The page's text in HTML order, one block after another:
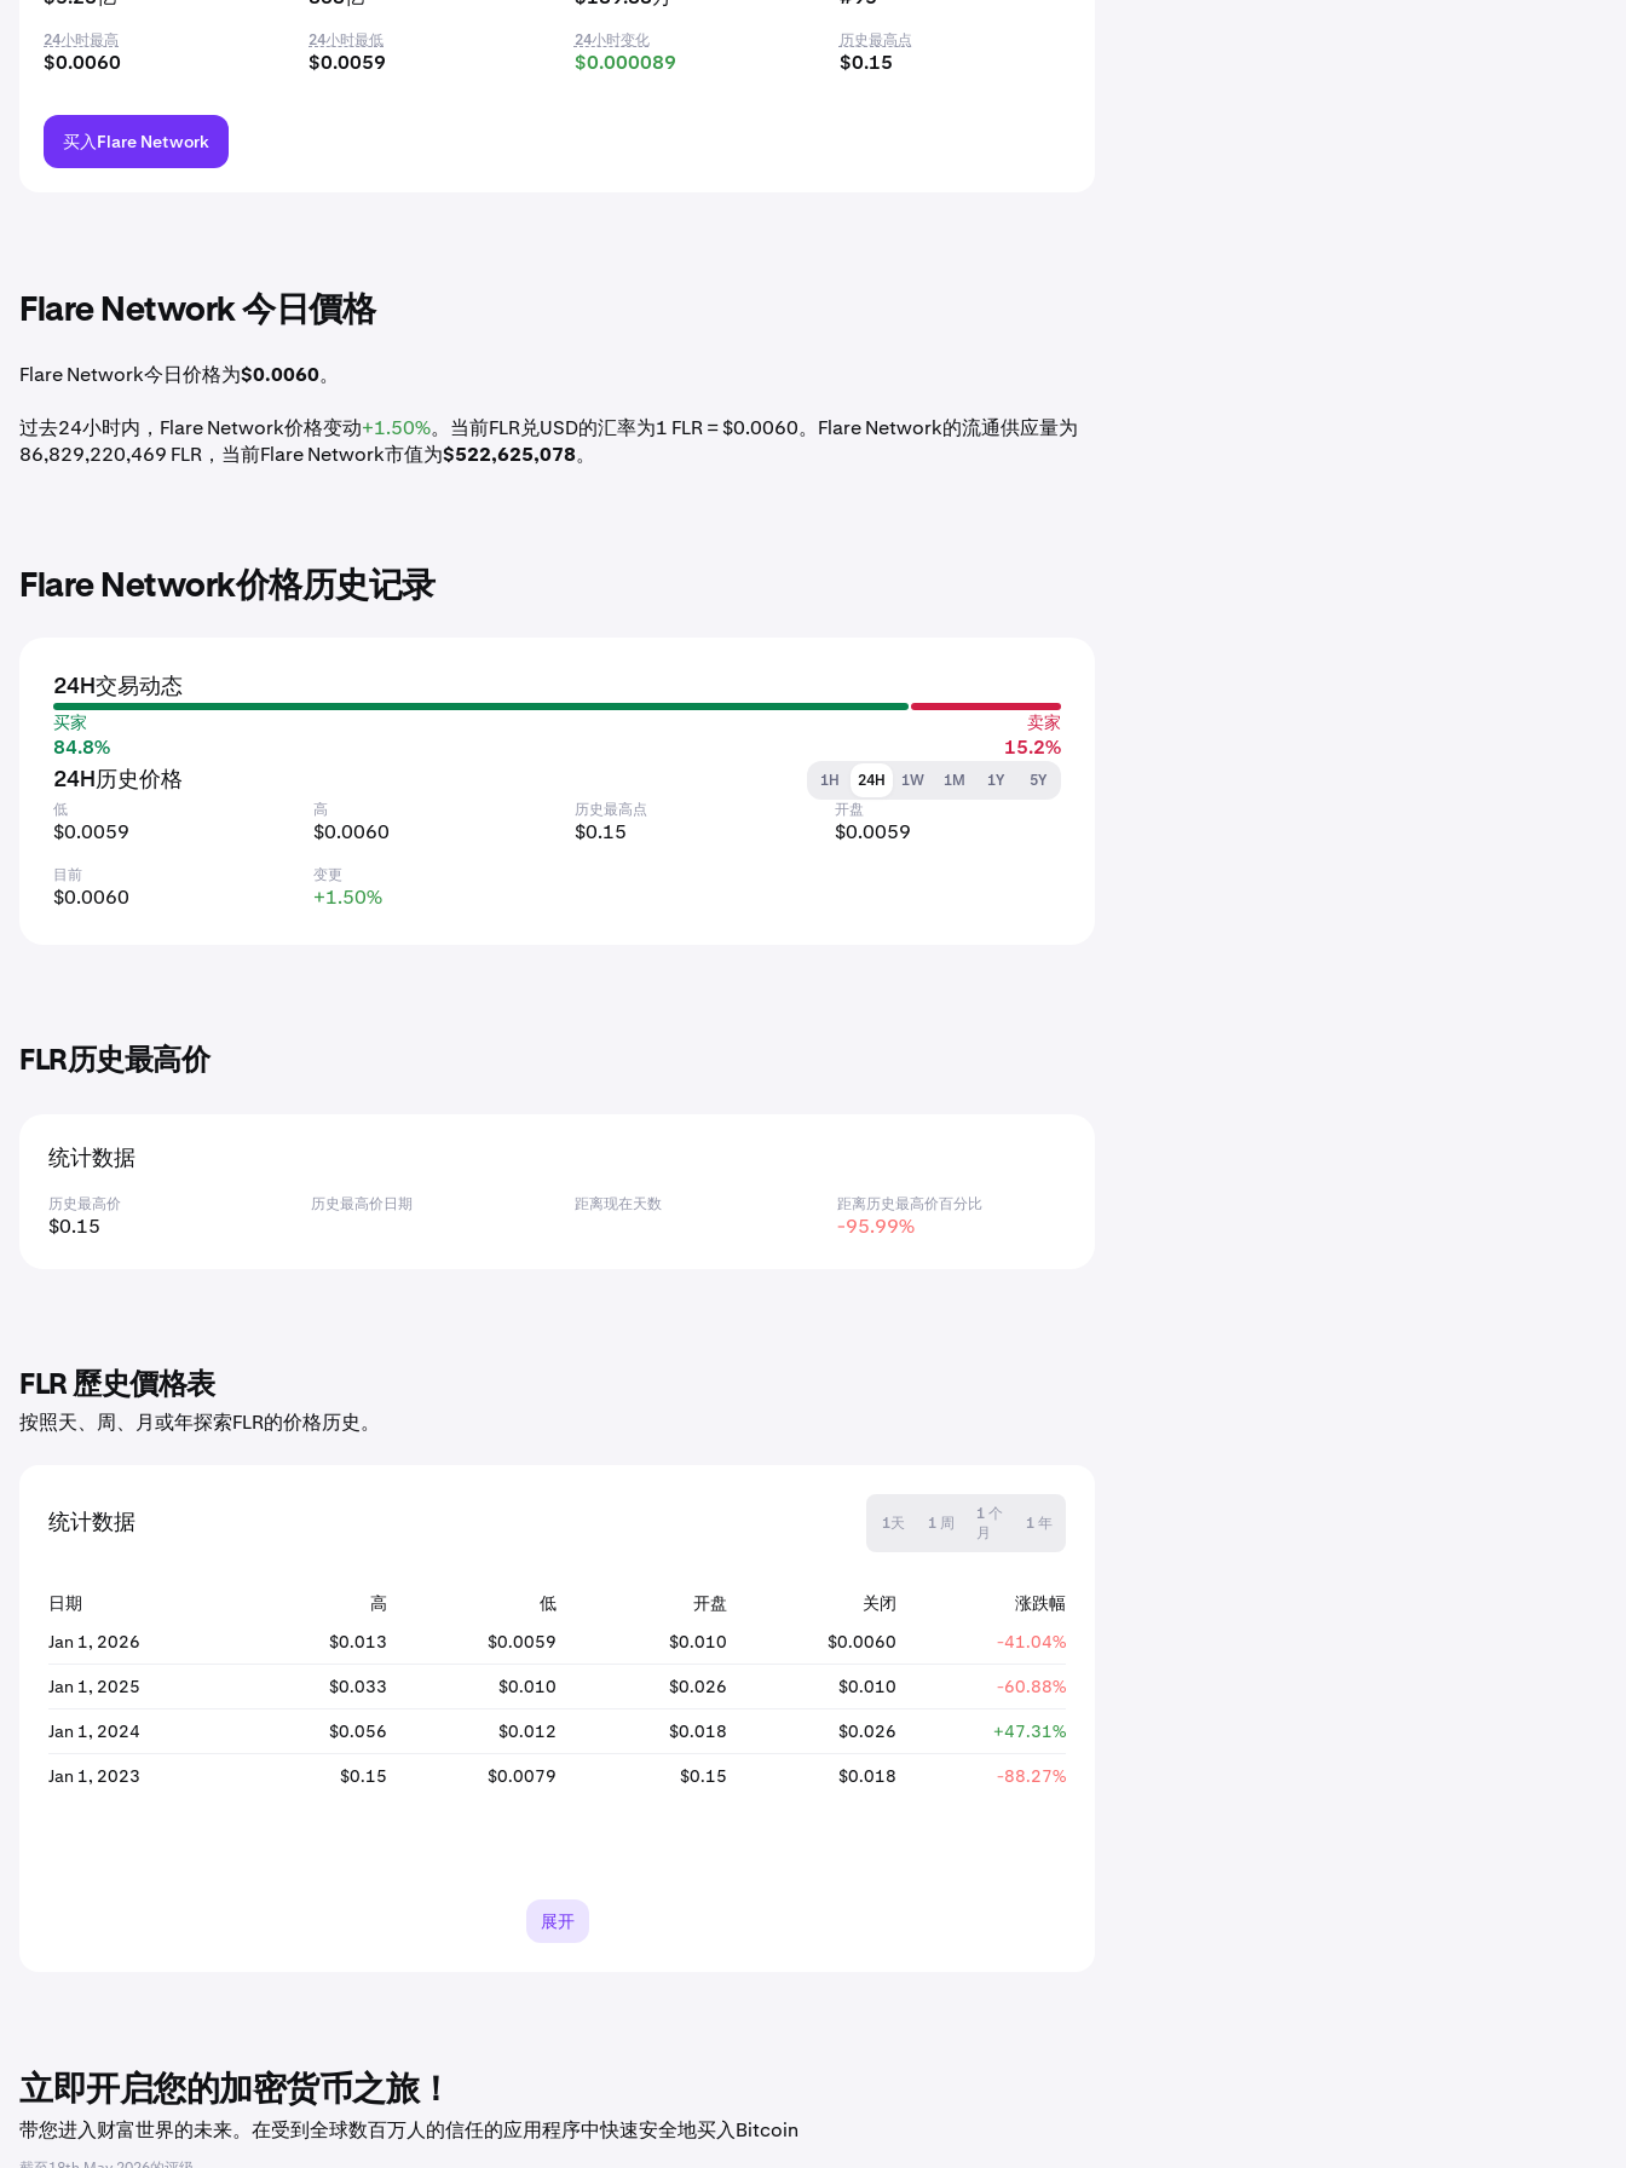
24小时最高
$0.0060
24小时最低
$0.0059
24小时变化
$0.000089
历史最高点
$0.15
买入Flare Network
Flare Network 今日價格
Flare Network今日价格为$0.0060。
过去24小时内，Flare Network价格变动+1.50%。当前FLR兑USD的汇率为1 FLR = $0.0060。Flare Network的流通供应量为
86,829,220,469 FLR，当前Flare Network市值为$522,625,078。
Flare Network价格历史记录
24H交易动态
买家
84.8%
卖家
15.2%
24H历史价格 1H 24H 1W 1M 1Y
5Y
低
$0.0059
高
$0.0060
历史最高点
$0.15
开盘
$0.0059
目前
$0.0060
变更
+1.50%
FLR历史最高价
统计数据
历史最高价
$0.15
历史最高价日期 距离现在天数 距离历史最高价百分比
-95.99%
FLR 歷史價格表
按照天、周、月或年探索FLR的价格历史。
统计数据 1天 1 周
1 个
月
1 年
日期 高 低 开盘 关闭
涨跌幅
Jan 1, 2026
$0.013 $0.0059 $0.010 $0.0060 -41.04%
Jan 1, 2025 $0.033 $0.010 $0.026 $0.010 -60.88%
Jan 1, 2024 $0.056 $0.012 $0.018 $0.026 +47.31%
Jan 1, 2023 $0.15 $0.0079 $0.15 $0.018 -88.27%
展开
立即开启您的加密货币之旅！
带您进入财富世界的未来。在受到全球数百万人的信任的应用程序中快速安全地买入Bitcoin